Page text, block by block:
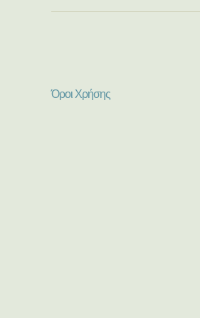
Όροι Χρήσης